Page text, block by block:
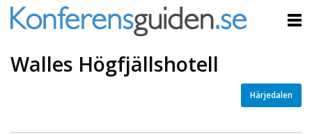
Walles Högfjällshotell
Härjedalen